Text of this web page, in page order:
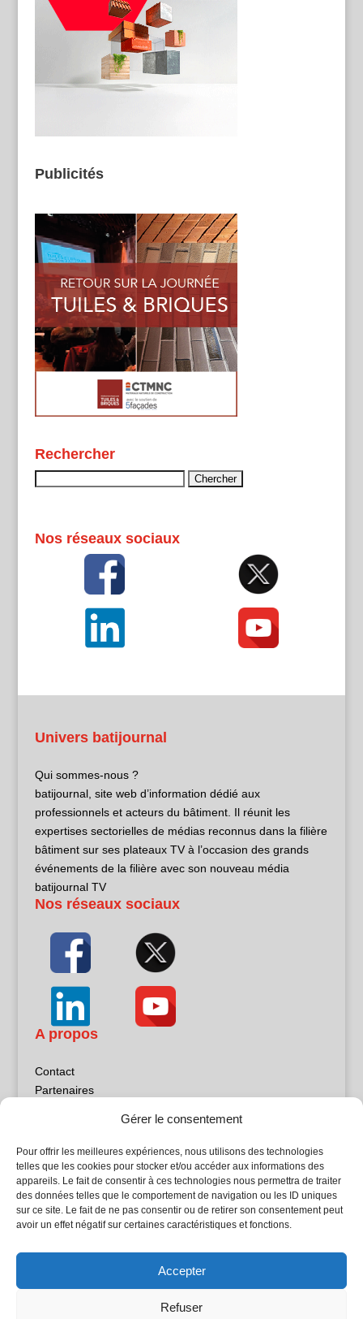
Gérer le consentement
Pour offrir les meilleures expériences, nous utilisons des technologies
telles que les cookies pour stocker et/ou accéder aux informations des
appareils. Le fait de consentir à ces technologies nous permettra de traiter
des données telles que le comportement de navigation ou les ID uniques
sur ce site. Le fait de ne pas consentir ou de retirer son consentement peut
avoir un effet négatif sur certaines caractéristiques et fonctions.
Accepter
Refuser
Publicités
Rechercher
Nos réseaux sociaux
Univers batijournal
Qui sommes-nous ?
batijournal, site web d’information dédié aux
professionnels et acteurs du bâtiment. Il réunit les
expertises sectorielles de médias reconnus dans la filière
bâtiment sur ses plateaux TV à l’occasion des grands
événements de la filière avec son nouveau média
batijournal TV
Nos réseaux sociaux
A propos
Contact
Partenaires
Politique de confidentialité
Sites partenaires
5Façades
Atrium Patrimoine
L'Atelier Bois